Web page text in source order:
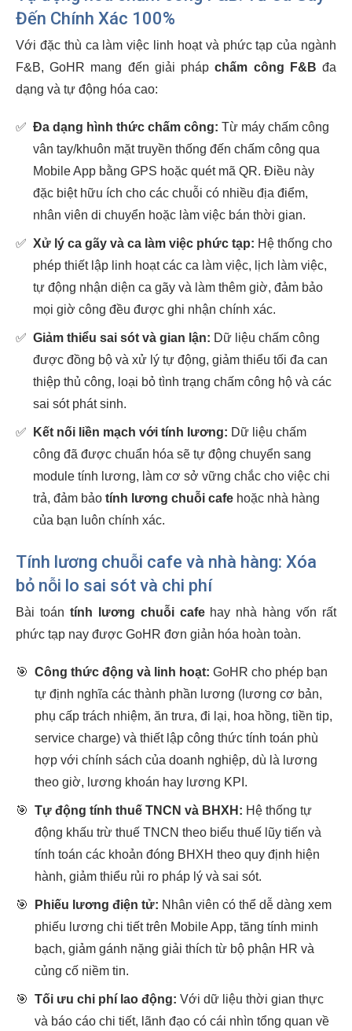
Đến Chính Xác 100%
Với đặc thù ca làm việc linh hoạt và phức tạp của ngành
F&B, GoHR mang đến giải phápchấm công F&B đa
dạng và tự động hóa cao:
✅ Đa dạng hình thức chấm công: Từ máy chấm công
vân tay/khuôn mặt truyền thống đến chấm công qua
Mobile App bằng GPS hoặc quét mã QR. Điều này
đặc biệt hữu ích cho các chuỗi có nhiều địa điểm,
nhân viên di chuyển hoặc làm việc bán thời gian.
✅ Xử lý ca gãy và ca làm việc phức tạp: Hệ thống cho
phép thiết lập linh hoạt các ca làm việc, lịch làm việc,
tự động nhận diện ca gãy và làm thêm giờ, đảm bảo
mọi giờ công đều được ghi nhận chính xác.
✅ Giảm thiểu sai sót và gian lận: Dữ liệu chấm công
được đồng bộ và xử lý tự động, giảm thiểu tối đa can
thiệp thủ công, loại bỏ tình trạng chấm công hộ và các
sai sót phát sinh.
✅ Kết nối liền mạch với tính lương: Dữ liệu chấm
công đã được chuẩn hóa sẽ tự động chuyển sang
module tính lương, làm cơ sở vững chắc cho việc chi
trả, đảm bảo tính lương chuỗi cafe hoặc nhà hàng
của bạn luôn chính xác.
Tính lương chuỗi cafe và nhà hàng: Xóa
bỏ nỗi lo sai sót và chi phí
Bài toán tính lương chuỗi cafehay nhà hàng vốn rất
phức tạp nay được GoHR đơn giản hóa hoàn toàn.
🎯 Công thức động và linh hoạt: GoHR cho phép bạn
tự định nghĩa các thành phần lương (lương cơ bản,
phụ cấp trách nhiệm, ăn trưa, đi lại, hoa hồng, tiền tip,
service charge) và thiết lập công thức tính toán phù
hợp với chính sách của doanh nghiệp, dù là lương
theo giờ, lương khoán hay lương KPI.
🎯 Tự động tính thuế TNCN và BHXH: Hệ thống tự
động khấu trừ thuế TNCN theo biểu thuế lũy tiến và
tính toán các khoản đóng BHXH theo quy định hiện
hành, giảm thiểu rủi ro pháp lý và sai sót.
🎯 Phiếu lương điện tử: Nhân viên có thể dễ dàng xem
phiếu lương chi tiết trên Mobile App, tăng tính minh
bạch, giảm gánh nặng giải thích từ bộ phận HR và
củng cố niềm tin.
🎯 Tối ưu chi phí lao động: Với dữ liệu thời gian thực
và báo cáo chi tiết, lãnh đạo có cái nhìn tổng quan về